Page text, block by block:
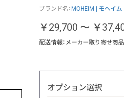
ブランド名： MOHEIM | モヘイム
￥29,700 ～ ￥
配送情報：メーカー取り寄せ商品
オプション選択